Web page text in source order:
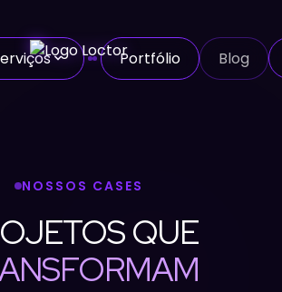
Portfólio Blog
NOSSOS CASES
QUE